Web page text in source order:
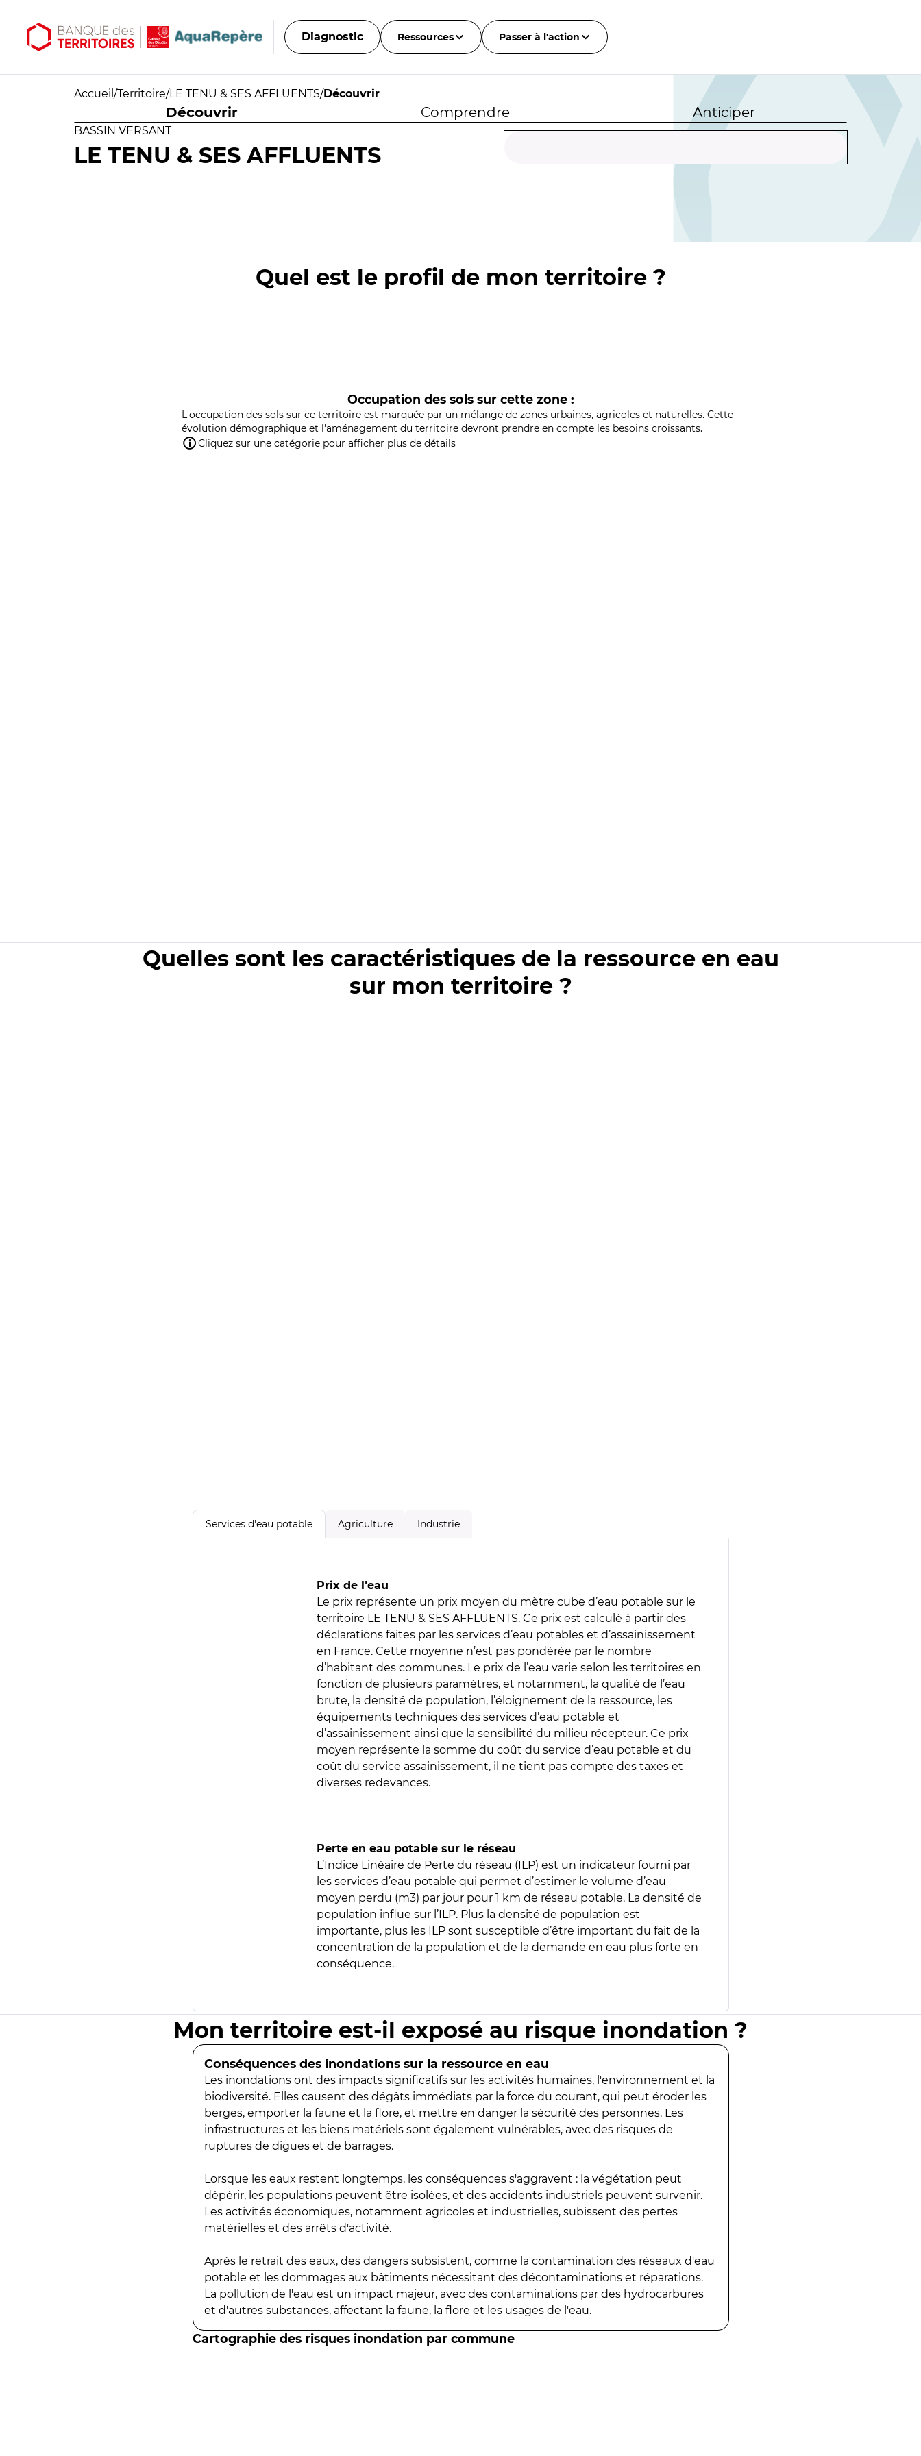
Diagnostic Ressources Passer à l'action
Accueil /Territoire/LE TENU & SES AFFLUENTS/Découvrir
Découvrir Comprendre Anticiper
BASSIN VERSANT
LE TENU & SES AFFLUENTS
Quel est le profil de mon territoire ?
Occupation des sols sur cette zone :
L'occupation des sols sur ce territoire est marquée par un mélange de zones urbaines, agricoles et naturelles. Cette
évolution démographique et l'aménagement du territoire devront prendre en compte les besoins croissants.
Cliquez sur une catégorie pour afficher plus de détails
Quelles sont les caractéristiques de la ressource en eau
sur mon territoire ?
Services d'eau potable Agriculture Industrie
Prix de l’eau
Le prix représente un prix moyen du mètre cube d’eau potable sur le
territoire LE TENU & SES AFFLUENTS. Ce prix est calculé à partir des
déclarations faites par les services d’eau potables et d’assainissement
en France. Cette moyenne n’est pas pondérée par le nombre
d’habitant des communes. Le prix de l’eau varie selon les territoires en
fonction de plusieurs paramètres, et notamment, la qualité de l’eau
brute, la densité de population, l’éloignement de la ressource, les
équipements techniques des services d’eau potable et
d’assainissement ainsi que la sensibilité du milieu récepteur. Ce prix
moyen représente la somme du coût du service d’eau potable et du
coût du service assainissement, il ne tient pas compte des taxes et
diverses redevances.
Perte en eau potable sur le réseau
L’Indice Linéaire de Perte du réseau (ILP) est un indicateur fourni par
les services d’eau potable qui permet d’estimer le volume d’eau
moyen perdu (m3) par jour pour 1 km de réseau potable. La densité de
population influe sur l’ILP. Plus la densité de population est
importante, plus les ILP sont susceptible d’être important du fait de la
concentration de la population et de la demande en eau plus forte en
conséquence.
Mon territoire est-il exposé au risque inondation ?
Conséquences des inondations sur la ressource en eau
Les inondations ont des impacts significatifs sur les activités humaines, l'environnement et la
biodiversité. Elles causent des dégâts immédiats par la force du courant, qui peut éroder les
berges, emporter la faune et la flore, et mettre en danger la sécurité des personnes. Les
infrastructures et les biens matériels sont également vulnérables, avec des risques de
ruptures de digues et de barrages.
Lorsque les eaux restent longtemps, les conséquences s'aggravent : la végétation peut
dépérir, les populations peuvent être isolées, et des accidents industriels peuvent survenir.
Les activités économiques, notamment agricoles et industrielles, subissent des pertes
matérielles et des arrêts d'activité.
Après le retrait des eaux, des dangers subsistent, comme la contamination des réseaux d'eau
potable et les dommages aux bâtiments nécessitant des décontaminations et réparations.
La pollution de l'eau est un impact majeur, avec des contaminations par des hydrocarbures
et d'autres substances, affectant la faune, la flore et les usages de l'eau.
Cartographie des risques inondation par commune